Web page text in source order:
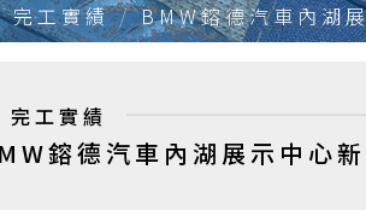
完工實績
BMW鎔德汽車內湖
完工實績
鎔德汽車內湖展示中心